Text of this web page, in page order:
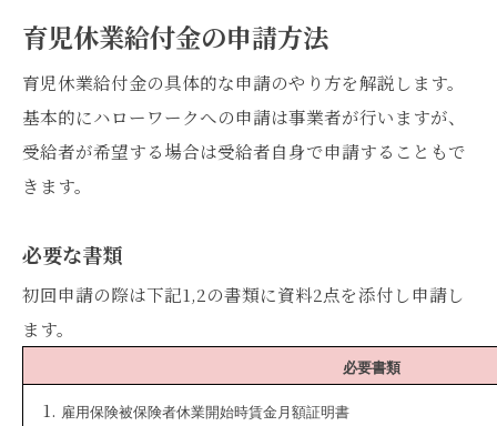
育児休業給付金の申請方法
育児休業給付金の具体的な申請のやり方を解説します。
基本的にハローワークへの申請は事業者が行いますが、
受給者が希望する場合は受給者自身で申請することもで
きます。
必要な書類
初回申請の際は下記1,2の書類に資料2点を添付し申請し
ます。
必要書類
雇用保険被保険者休業開始時賃金月額証明書